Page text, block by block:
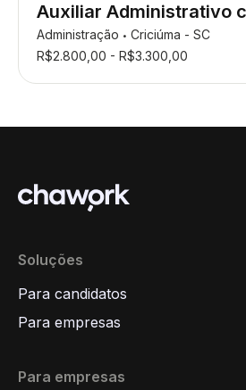
Auxiliar Administrativo
Administração • Criciúma - SC
R$2.800,00 - R$3.300,00
Soluções
Para candidatos
Para empresas
Para empresas